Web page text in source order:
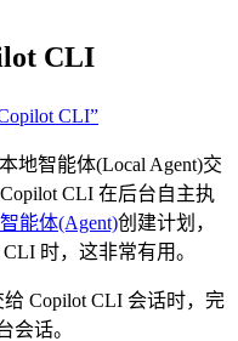
CLI
CLI”
地智能体(Local Agent)交
CLI 在后台自主执
能体(Agent)创建计划，
时，这非常有用。
Copilot CLI 会话时，完
会话。